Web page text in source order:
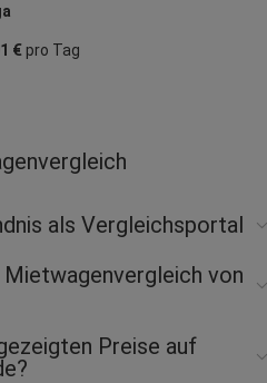
€pro Tag
als Vergleichsportal
von
Preise auf